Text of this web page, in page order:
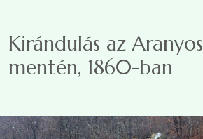
Kirándulás az Aranyos
mentén, 1860-ban